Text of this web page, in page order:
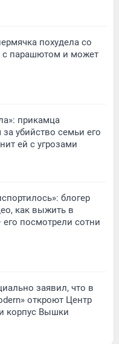
похудела со
с парашютом и может
прикамца
убийство семьи его
ей с угрозами
блогер
как выжить в
посмотрели сотни
заявил, что в
откроют Центр
корпус Вышки